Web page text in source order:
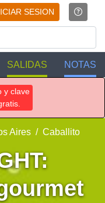
SESION
SALIDAS NOTAS
y clave
Aires Caballito